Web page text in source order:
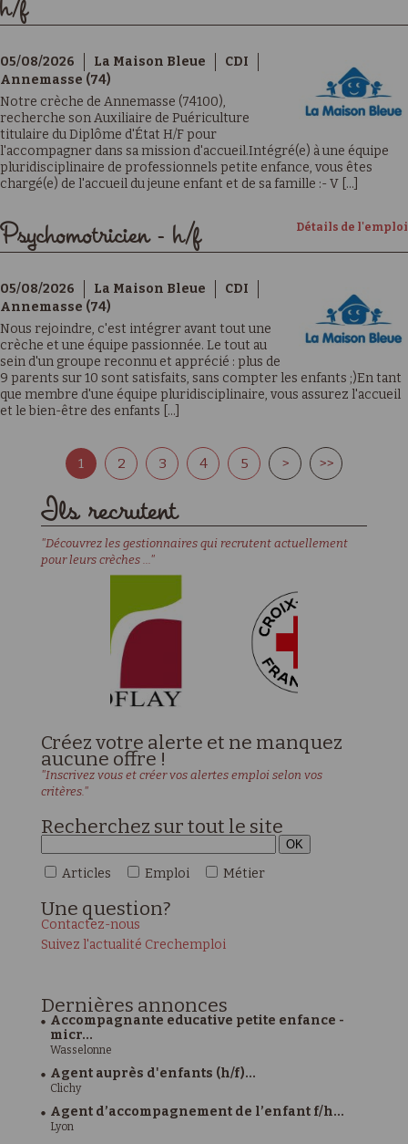
h/f
05/08/2026 La Maison Bleue
CDI
Annemasse (74)
Notre crèche de Annemasse (74100),
recherche son Auxiliaire de Puériculture
titulaire du Diplôme d'État H/F pour
l'accompagner dans sa mission d'accueil.Intégré(e) à une équipe
pluridisciplinaire de professionnels petite enfance, vous êtes
chargé(e) de l'accueil du jeune enfant et de sa famille :- V [...]
Détails de l'emploi
Psychomotricien - h/f
05/08/2026 La Maison Bleue
CDI
Annemasse (74)
Nous rejoindre, c'est intégrer avant tout une
crèche et une équipe passionnée. Le tout au
sein d'un groupe reconnu et apprécié : plus de
9 parents sur 10 sont satisfaits, sans compter les enfants ;)En tant
que membre d'une équipe pluridisciplinaire, vous assurez l'accueil
et le bien-être des enfants [...]
1 2 3 4 5 > >>
Ils recrutent
"Découvrez les gestionnaires qui recrutent actuellement
pour leurs crèches ..."
Créez votre alerte et ne manquez
aucune offre !
"Inscrivez vous et créer vos alertes emploi selon vos
critères."
Recherchez sur tout le site
Articles Emploi Métier
Une question?
Contactez-nous
Suivez l'actualité Crechemploi
Dernières annonces
Accompagnante educative petite enfance -
micr...
Wasselonne
Agent auprès d'enfants (h/f)...
Clichy
Agent d’accompagnement de l’enfant f/h...
Lyon